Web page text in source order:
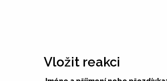
Vložit reakci